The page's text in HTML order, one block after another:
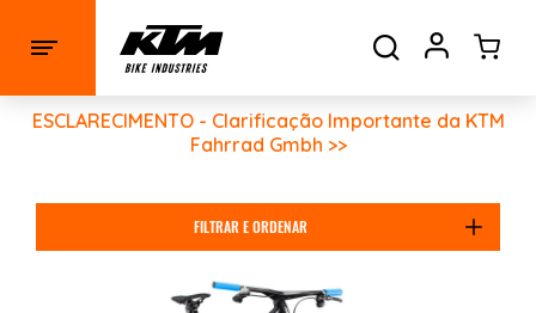
ESCLARECIMENTO - Clarificação Importante da KTM
Fahrrad Gmbh >>
FILTRAR E ORDENAR